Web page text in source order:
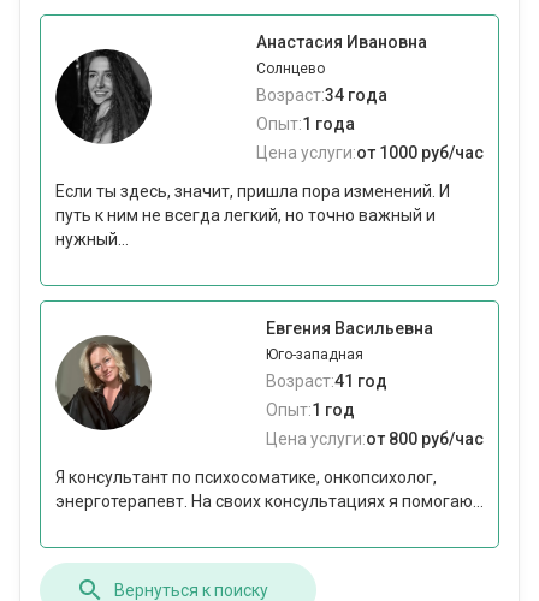
Анастасия Ивановна
Солнцево
Возраст:34 года
Опыт:1 года
Цена услуги:от 1000 руб/час
Если ты здесь, значит, пришла пора изменений. И
путь к ним не всегда легкий, но точно важный и
нужный...
Евгения Васильевна
Юго-западная
Возраст:41 год
Опыт:1 год
Цена услуги:от 800 руб/час
Я консультант по психосоматике, онкопсихолог,
энерготерапевт. На своих консультациях я помогаю...
Вернуться к поиску